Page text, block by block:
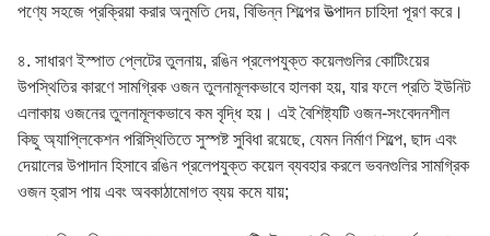
পণ্যে সহজে প্রক্রিয়া করার অনুমতি দেয়, বিভিন্ন শিল্পের উত্পাদন চাহিদা পূরণ করে।
৪. সাধারণ ইস্পাত প্লেটের তুলনায়, রঙিন প্রলেপযুক্ত কয়েলগুলির কোটিংয়ের
উপস্থিতির কারণে সামগ্রিক ওজন তুলনামূলকভাবে হালকা হয়, যার ফলে প্রতি ইউনিট
এলাকায় ওজনের তুলনামূলকভাবে কম বৃদ্ধি হয়। এই বৈশিষ্ট্যটি ওজন-সংবেদনশীল
কিছু অ্যাপ্লিকেশন পরিস্থিতিতে সুস্পষ্ট সুবিধা রয়েছে, যেমন নির্মাণ শিল্পে, ছাদ এবং
দেয়ালের উপাদান হিসাবে রঙিন প্রলেপযুক্ত কয়েল ব্যবহার করলে ভবনগুলির সামগ্রিক
ওজন হ্রাস পায় এবং অবকাঠামোগত ব্যয় কমে যায়;